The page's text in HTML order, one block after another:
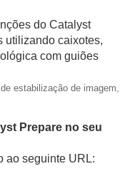
do Catalyst
utilizando caixotes,
com guiões
estabilização de imagem,
Prepare no seu
ao seguinte URL: